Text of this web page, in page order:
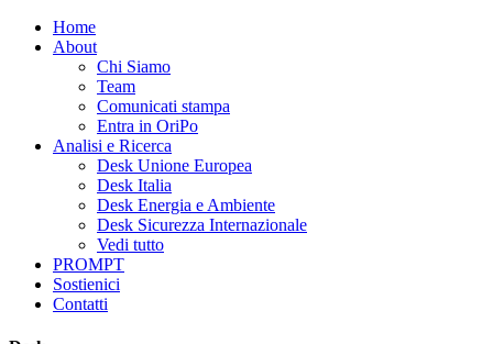
Home
About
Chi Siamo
Team
Comunicati stampa
Entra in OriPo
Analisi e Ricerca
Desk Unione Europea
Desk Italia
Desk Energia e Ambiente
Desk Sicurezza Internazionale
Vedi tutto
PROMPT
Sostienici
Contatti